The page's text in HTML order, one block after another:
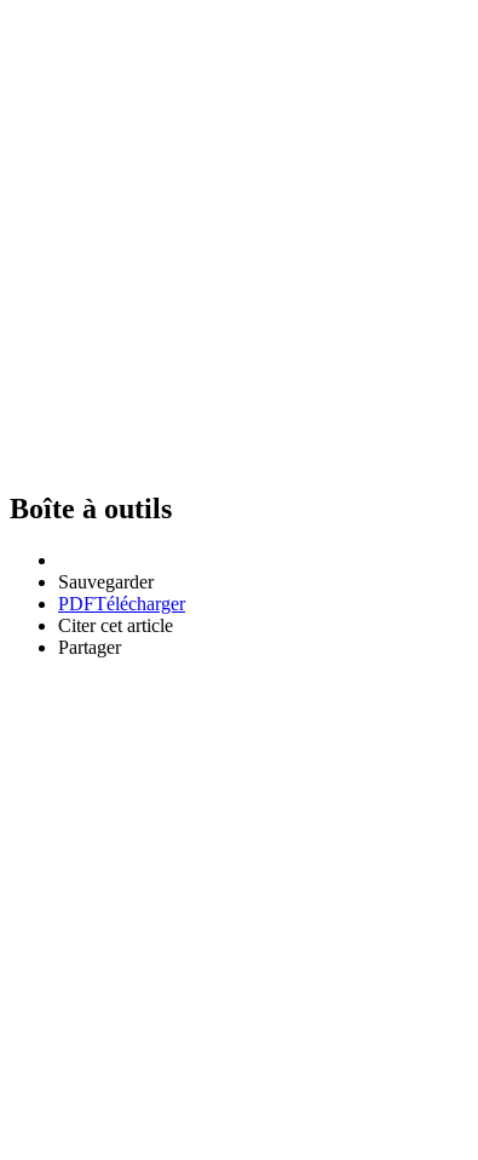
Boîte à outils
Sauvegarder
PDFTélécharger
Citer cet article
Partager